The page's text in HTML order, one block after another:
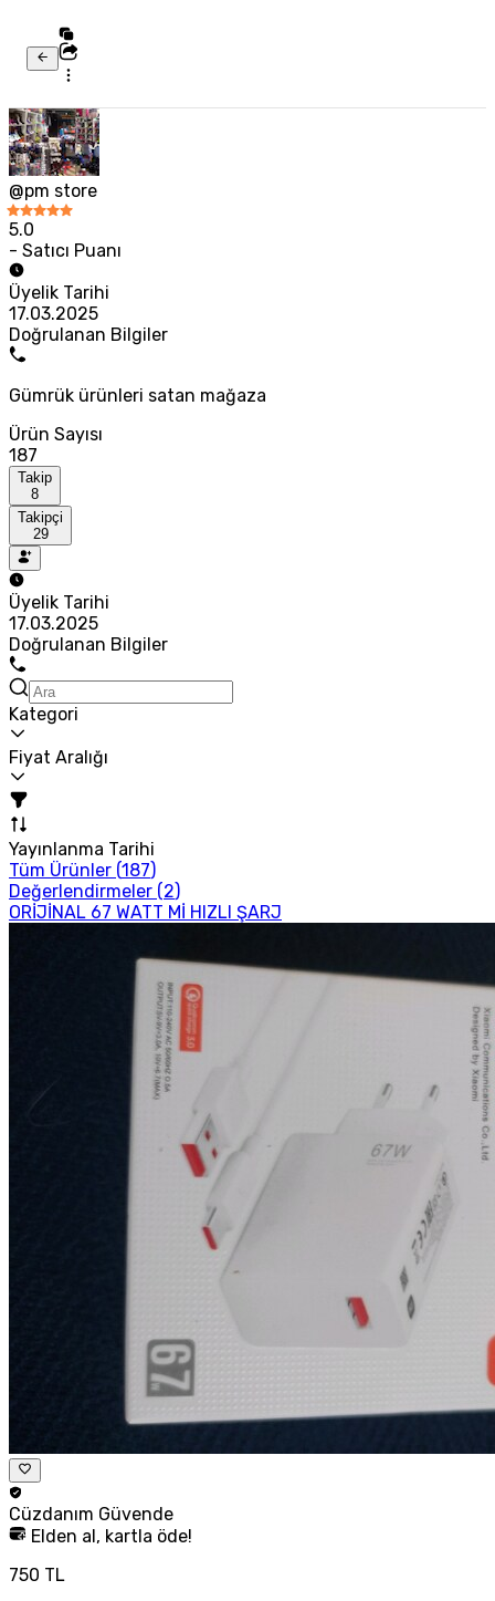
@pm store
5.0
- Satıcı Puanı
Üyelik Tarihi
17.03.2025
Doğrulanan Bilgiler
Gümrük ürünleri satan mağaza
Ürün Sayısı
187
Takip
8
Takipçi
29
Üyelik Tarihi
17.03.2025
Doğrulanan Bilgiler
Kategori
Fiyat Aralığı
Yayınlanma Tarihi
Tüm Ürünler (187)
Değerlendirmeler (2)
ORİJİNAL 67 WATT Mİ HIZLI ŞARJ
Cüzdanım Güvende
Elden al, kartla öde!
750 TL